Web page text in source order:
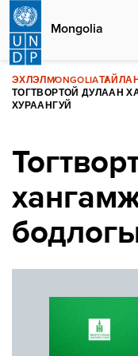
Skip
main
content
Mongolia
ЭХЛЭЛ MONGOLIAТАЙЛАН
ТОГТВОРТОЙ ДУЛААН
ХУРААНГУЙ